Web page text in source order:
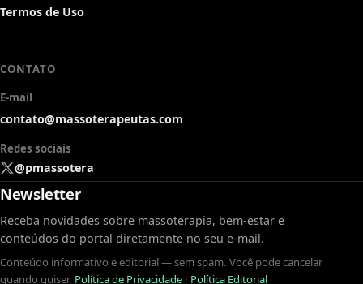
Termos de Uso
CONTATO
E-mail
contato@massoterapeutas.com
Redes sociais
@pmassotera
Newsletter
Receba novidades sobre massoterapia, bem-estar e
conteúdos do portal diretamente no seu e-mail.
Conteúdo informativo e editorial — sem spam. Você pode cancelar
quando quiser. Política de Privacidade · Política Editorial